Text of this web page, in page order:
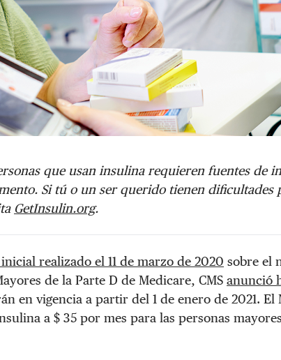
que usan insulina requieren fuentes de
Si tú o un ser querido tienen dificultades
GetInsulin.org.
realizado el 11 de marzo de 2020 sobre el
de la Parte D de Medicare, CMS anunció
en vigencia a partir del 1 de enero de 2021. El
a $ 35 por mes para las personas